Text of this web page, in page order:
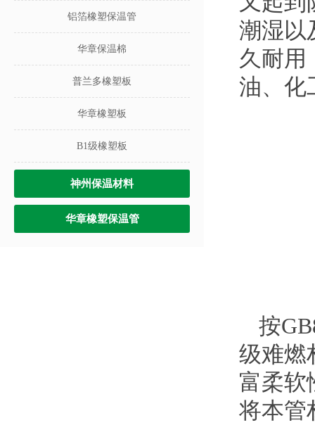
铝箔橡塑保温管
华章保温棉
普兰多橡塑板
华章橡塑板
B1级橡塑板
神州保温材料
华章橡塑保温管
潮湿以
久耐用
油、化
按
级难燃
富柔软
将本管